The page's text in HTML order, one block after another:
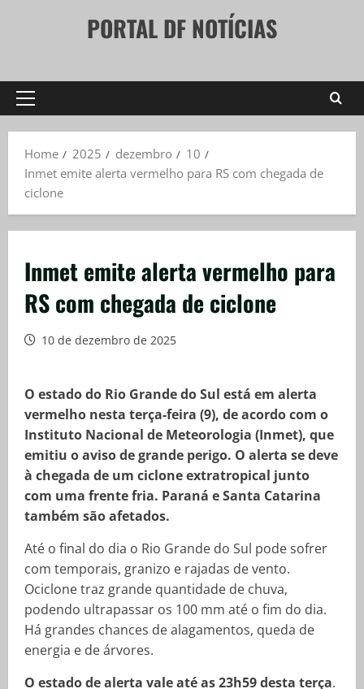
PORTAL DF NOTÍCIAS
Primary
Home
2025 dezembro
10
Inmet emite alerta vermelho para RS com chegada de
ciclone
Inmet emite alerta vermelho para
RS com chegada de ciclone
10 de dezembro de 2025
O estado do Rio Grande do Sul está em alerta
vermelho nesta terça-feira (9), de acordo com o
Instituto Nacional de Meteorologia (Inmet), que
emitiu o aviso de grande perigo. O alerta se deve
à chegada de um ciclone extratropical junto
com uma frente fria. Paraná e Santa Catarina
também são afetados.
Até o final do dia o Rio Grande do Sul pode sofrer
com temporais, granizo e rajadas de vento.
Ociclone traz grande quantidade de chuva,
podendo ultrapassar os 100 mm até o fim do dia.
Há grandes chances de alagamentos, queda de
energia e de árvores.
O estado de alerta vale até as 23h59 desta terça.